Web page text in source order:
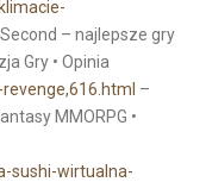
– najlepsze gry
Gry • Opinia
–
MMORPG •
sushi-wirtualna-